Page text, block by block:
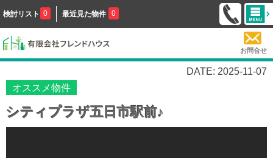
検討リスト 0 最近見た物件 0
お問合せ
DATE: 2025-11-07
オススメ物件
シティプラザ五日市駅前♪